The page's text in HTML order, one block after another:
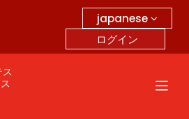
japanese
ログイン